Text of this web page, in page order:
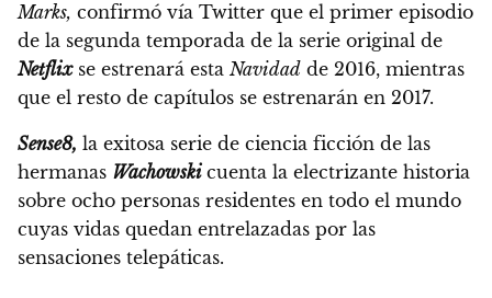
Marks, confirmó vía Twitter que el primer episodio
de la segunda temporada de la serie original de
Netflixse estrenará esta Navidad de 2016, mientras
que el resto de capítulos se estrenarán en 2017.
Sense8, la exitosa serie de ciencia ficción de las
hermanas Wachowski cuenta la electrizante historia
sobre ocho personas residentes en todo el mundo
cuyas vidas quedan entrelazadas por las
sensaciones telepáticas.